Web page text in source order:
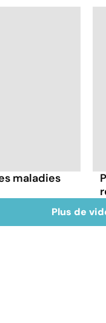
maladies
Plus de